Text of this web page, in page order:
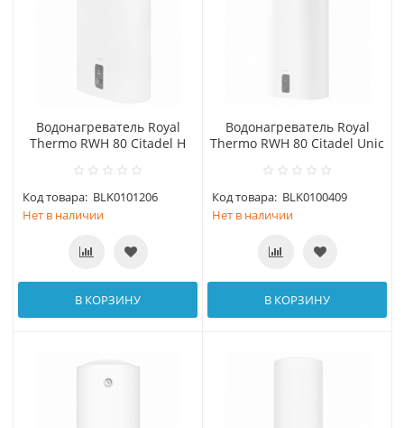
Водонагреватель Royal
Thermo RWH 80 Citadel H
Код товара: BLK0101206
Нет в наличии
В КОРЗИНУ
Водонагреватель Royal
Thermo RWH 80 Citadel Unic
Код товара: BLK0100409
Нет в наличии
В КОРЗИНУ